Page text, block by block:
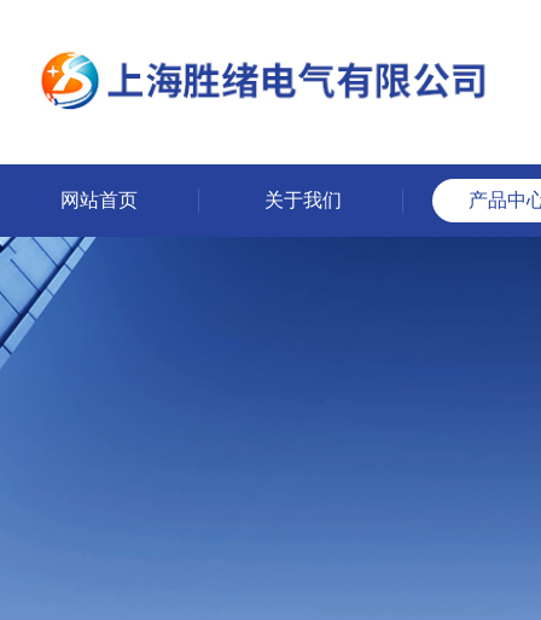
网站首页 关于我们 产品中